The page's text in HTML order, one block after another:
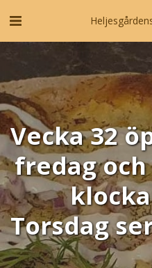
Vecka 32
fredag